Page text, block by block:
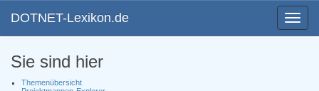
Toggle
DOTNET-Lexikon.de
Sie sind hier
Themenübersicht